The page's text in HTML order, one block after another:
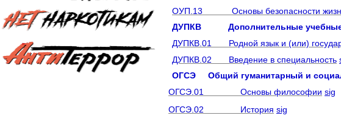
ОУП.13 Основы безопасности
ДУПКВ Дополнительные учебные
ДУПКВ.01 Родной язык и (или)
ДУПКВ.02 Введение в специальность
ОГСЭ Общий гуманитарный и
ОГСЭ.01 Основы философии sig
ОГСЭ.02 История sig